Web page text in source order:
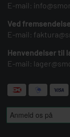
E-mail:
Ved
E-mail:
Henvendelser til
E-mail: